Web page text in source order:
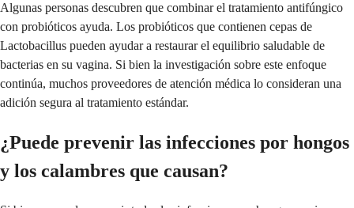
Algunas personas descubren que combinar el tratamiento antifúngico
con probióticos ayuda. Los probióticos que contienen cepas de
Lactobacillus pueden ayudar a restaurar el equilibrio saludable de
bacterias en su vagina. Si bien la investigación sobre este enfoque
continúa, muchos proveedores de atención médica lo consideran una
adición segura al tratamiento estándar.
¿Puede prevenir las infecciones por hongos
y los calambres que causan?